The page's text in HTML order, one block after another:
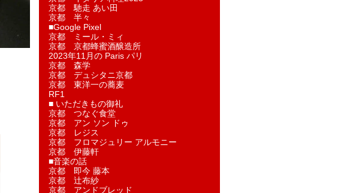
京都 馳走 あい田
京都 半々
■Google Pixel
京都 ミール・ミィ
京都 京都蜂蜜酒醸造所
2023年11月の Paris パリ
京都 森学
京都 デュシタニ京都
京都 東洋一の蕎麦
RF1
■ いただきもの御礼
京都 つなぐ食堂
京都 アン ソン ドゥ
京都 レジス
京都 フロマジュリー アルモニー
京都 伊藤軒
■音楽の話
京都 即今 藤本
京都 辻布紗
京都 アンドブレッド